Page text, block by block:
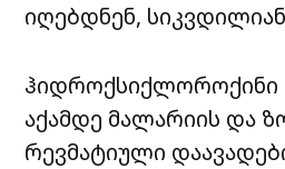
იღებდნენ,
ჰიდროქსიქლოროქინი
აქამდე მალარიის და
რევმატიული